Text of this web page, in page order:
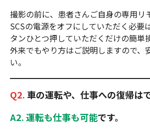
撮影の前に、患者さんご自身の専用リ
SCSの電源をオフにしていただく必要
タンひとつ押していただくだけの簡単
外来でもやり方はご説明しますので、
い。
Q2. 車の運転や、仕事への復帰は
A2.運転も仕事も可能です。